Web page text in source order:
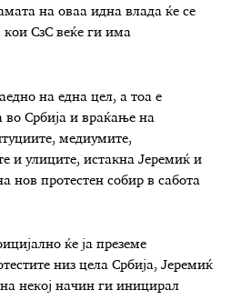
на оваа идна влада ќе се
кои СзС веќе ги има
на една цел, а тоа е
во Србија и враќање на
медиумите,
и улиците, истакна Јеремиќ и
нов протестен собир в сабота
ќе ја преземе
низ цела Србија, Јеремиќ
некој начин ги иницирал